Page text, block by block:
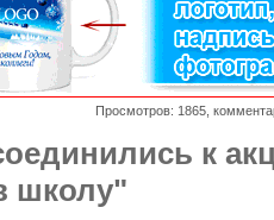
Просмотров: 1865,
к
школу"